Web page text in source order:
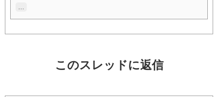
…
このスレッドに返信